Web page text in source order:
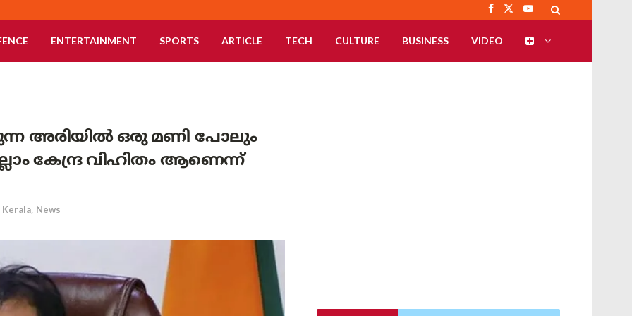
ENTERTAINMENT SPORTS ARTICLE TECH CULTURE BUSINESS VIDEO
അരിയിൽ ഒരു മണി പോലും
കേന്ദ്ര വിഹിതം ആണെന്ന്
Kerala, News